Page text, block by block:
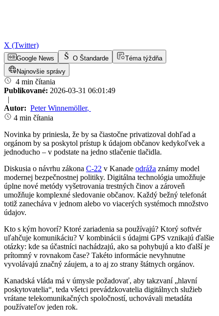
X (Twitter)
Google News O Štandarde
Téma týždňa
Najnovšie správy
4 min čítania
Publikované: 2026-03-31 06:01:49
|
Autor: Peter Winnemöller,
4 min čítania
Novinka by priniesla, že by sa čiastočne privatizoval dohľad a
orgánom by sa poskytol prístup k údajom občanov kedykoľvek a
jednoducho – v podstate na jedno stlačenie tlačidla.
Diskusia o návrhu zákona C-22 v Kanade odráža známy model
modernej bezpečnostnej politiky. Digitálna technológia umožňuje
úplne nové metódy vyšetrovania trestných činov a zároveň
umožňuje komplexné sledovanie občanov. Každý bežný telefonát
totiž zanecháva v jednom alebo vo viacerých systémoch množstvo
údajov.
Kto s kým hovorí? Ktoré zariadenia sa používajú? Ktorý softvér
uľahčuje komunikáciu? V kombinácii s údajmi GPS vznikajú ďalšie
otázky: kde sa účastníci nachádzajú, ako sa pohybujú a kto ďalší je
prítomný v rovnakom čase? Takéto informácie nevyhnutne
vyvolávajú značný záujem, a to aj zo strany štátnych orgánov.
Kanadská vláda má v úmysle požadovať, aby takzvaní „hlavní
poskytovatelia“, teda všetci prevádzkovatelia digitálnych služieb
vrátane telekomunikačných spoločností, uchovávali metadáta
používateľov jeden rok.